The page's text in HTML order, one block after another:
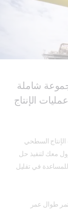
شاملة
الإنتاج
السطحي
معك لتنفيذ حل
للمساعدة في تقليل
طوال عمر